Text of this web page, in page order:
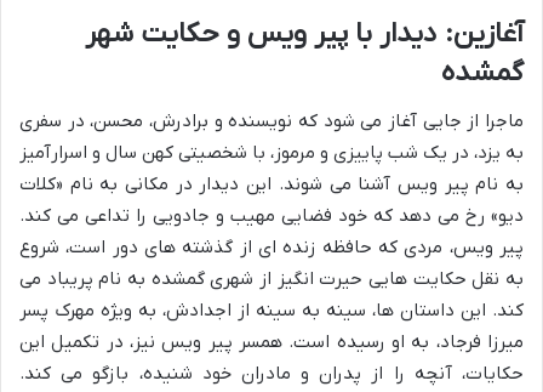
آغازین: دیدار با پیر ویس و حکایت شهر
گمشده
ماجرا از جایی آغاز می شود که نویسنده و برادرش، محسن، در سفری
به یزد، در یک شب پاییزی و مرموز، با شخصیتی کهن سال و اسرارآمیز
به نام پیر ویس آشنا می شوند. این دیدار در مکانی به نام «کلات
دیو» رخ می دهد که خود فضایی مهیب و جادویی را تداعی می کند.
پیر ویس، مردی که حافظه زنده ای از گذشته های دور است، شروع
به نقل حکایت هایی حیرت انگیز از شهری گمشده به نام پریباد می
کند. این داستان ها، سینه به سینه از اجدادش، به ویژه مهرک پسر
میرزا فرجاد، به او رسیده است. همسر پیر ویس نیز، در تکمیل این
حکایات، آنچه را از پدران و مادران خود شنیده، بازگو می کند.